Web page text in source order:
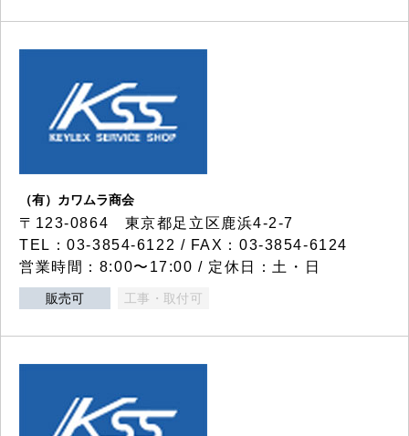
（有）カワムラ商会
〒123-0864 東京都足立区鹿浜4-2-7
TEL：03-3854-6122 / FAX：03-3854-6124
営業時間：8:00〜17:00 / 定休日：土・日
販売可 工事・取付可